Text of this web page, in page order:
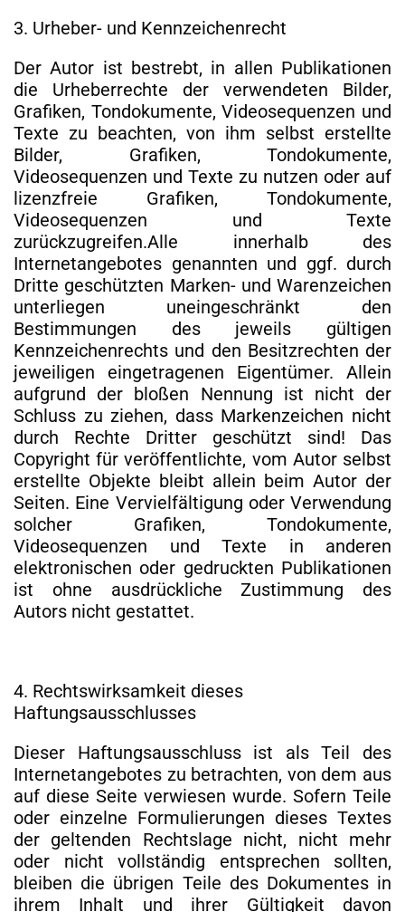
3. Urheber- und Kennzeichenrecht
Der Autor ist bestrebt, in allen Publikationen
die Urheberrechte der verwendeten Bilder,
Grafiken, Tondokumente, Videosequenzen und
Texte zu beachten, von ihm selbst erstellte
Bilder, Grafiken, Tondokumente,
Videosequenzen und Texte zu nutzen oder auf
lizenzfreie Grafiken, Tondokumente,
Videosequenzen und Texte
zurückzugreifen.Alle innerhalb des
Internetangebotes genannten und ggf. durch
Dritte geschützten Marken- und Warenzeichen
unterliegen uneingeschränkt den
Bestimmungen des jeweils gültigen
Kennzeichenrechts und den Besitzrechten der
jeweiligen eingetragenen Eigentümer. Allein
aufgrund der bloßen Nennung ist nicht der
Schluss zu ziehen, dass Markenzeichen nicht
durch Rechte Dritter geschützt sind! Das
Copyright für veröffentlichte, vom Autor selbst
erstellte Objekte bleibt allein beim Autor der
Seiten. Eine Vervielfältigung oder Verwendung
solcher Grafiken, Tondokumente,
Videosequenzen und Texte in anderen
elektronischen oder gedruckten Publikationen
ist ohne ausdrückliche Zustimmung des
Autors nicht gestattet.
4. Rechtswirksamkeit dieses
Haftungsausschlusses
Dieser Haftungsausschluss ist als Teil des
Internetangebotes zu betrachten, von dem aus
auf diese Seite verwiesen wurde. Sofern Teile
oder einzelne Formulierungen dieses Textes
der geltenden Rechtslage nicht, nicht mehr
oder nicht vollständig entsprechen sollten,
bleiben die übrigen Teile des Dokumentes in
ihrem Inhalt und ihrer Gültigkeit davon